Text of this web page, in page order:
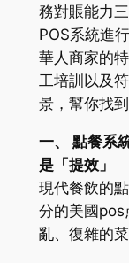
務對賬能力
POS系統進
華人商家的
工培訓以及
景，幫你找
一、 點餐系
是「提效」
現代餐飲的
分的美國pos
亂、復雜的